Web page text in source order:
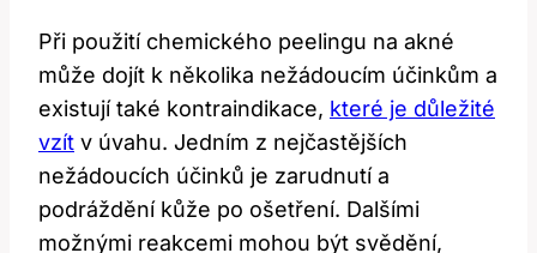
Při použití chemického peelingu na akné
může dojít k několika nežádoucím účinkům a
existují také kontraindikace, které je důležité
vzít v úvahu. Jedním z nejčastějších
nežádoucích účinků je zarudnutí a
podráždění kůže po ošetření. Dalšími
možnými reakcemi mohou být svědění,